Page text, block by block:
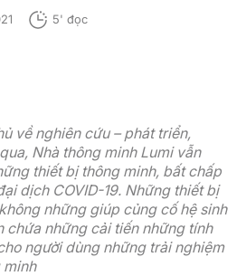
5' đọc
về nghiên cứu – phát triển,
Nhà thông minh Lumi vẫn
thiết bị thông minh, bất chấp
dịch COVID-19. Những thiết bị
những giúp củng cố hệ sinh
chứa những cải tiến những tính
người dùng những trải nghiệm
minh